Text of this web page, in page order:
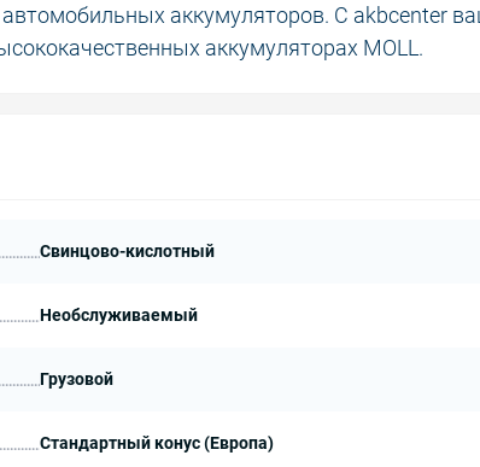
аккумуляторов. С akbcenter
аккумуляторах MOLL.
Свинцово-кислотный
Необслуживаемый
Грузовой
Стандартный конус (Европа)